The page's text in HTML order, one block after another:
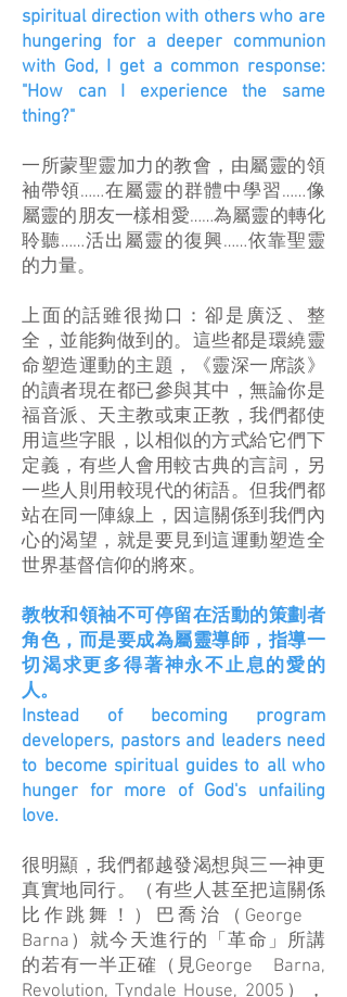
spiritual direction with others who are
hungering for a deeper communion
with God, I get a common response:
"How can I experience the same
thing?"
一所蒙聖靈加力的教會，由屬靈的領
袖帶領……在屬靈的群體中學習……像
屬靈的朋友一樣相愛……為屬靈的轉化
聆聽……活出屬靈的復興……依靠聖靈
的力量。
上面的話雖很拗口：卻是廣泛、整
全，並能夠做到的。這些都是環繞靈
命塑造運動的主題，《靈深一席談》
的讀者現在都已參與其中，無論你是
福音派、天主教或東正教，我們都使
用這些字眼，以相似的方式給它們下
定義，有些人會用較古典的言詞，另
一些人則用較現代的術語。但我們都
站在同一陣線上，因這關係到我們內
心的渴望，就是要見到這運動塑造全
世界基督信仰的將來。​​
教牧和領袖不可停留在活動的策劃者
角色，而是要成為屬靈導師，指導一
切渴求更多得著神永不止息的愛的
人。
Instead of becoming program
developers, pastors and leaders need
to become spiritual guides to all who
hunger for more of God's unfailing
love.
很明顯，我們都越發渴想與三一神更
真實地同行。（有些人甚至把這關係
比作跳舞！）巴喬治（George
Barna）就今天進行的「革命」所講
的若有一半正確（見George Barna,
Revolution, Tyndale House, 2005），